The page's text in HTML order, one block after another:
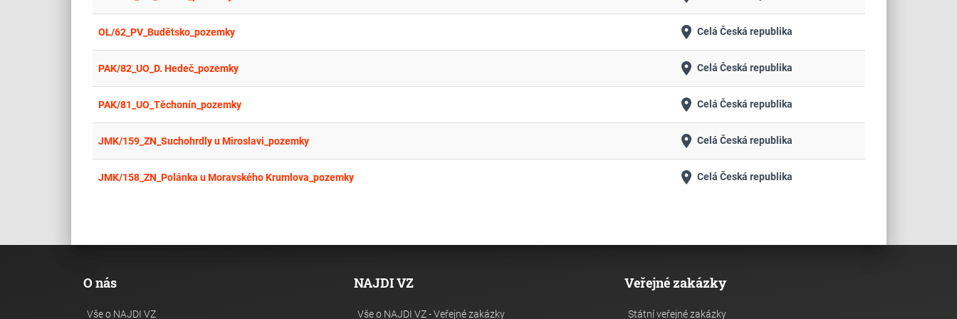
OL/62_PV_Budětsko_pozemky place Celá Česká republika
PAK/82_UO_D. Hedeč_pozemky place Celá Česká republika
PAK/81_UO_Těchonín_pozemky place Celá Česká republika
JMK/159_ZN_Suchohrdly u Miroslavi_pozemky place Celá Česká republika
JMK/158_ZN_Polánka u Moravského Krumlova_pozemky place Celá Česká republika
O nás
Vše o NAJDI VZ
NAJDI VZ
Vše o NAJDI VZ - Veřejné zakázky
Veřejné zakázky
Státní veřejné zakázky